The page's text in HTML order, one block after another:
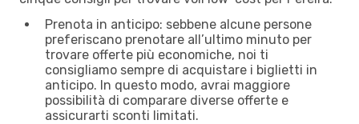
Prenota in anticipo: sebbene alcune persone
preferiscano prenotare all’ultimo minuto per
trovare offerte più economiche, noi ti
consigliamo sempre di acquistare i biglietti in
anticipo. In questo modo, avrai maggiore
possibilità di comparare diverse offerte e
assicurarti sconti limitati.